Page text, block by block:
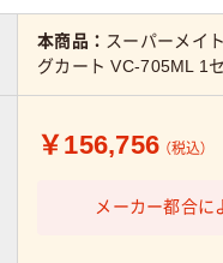
本商品： スーパーメイ
グカート VC-705ML 1セ
￥156,756 （税込）
メーカー都合に